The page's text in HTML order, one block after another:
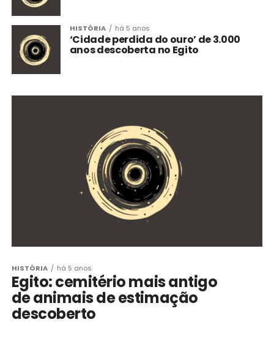
HISTÓRIA há 5 anos
‘Cidade perdida do ouro’ de 3.000
anos descoberta no Egito
HISTÓRIA há 5 anos
Egito: cemitério mais antigo
de animais de estimação
descoberto